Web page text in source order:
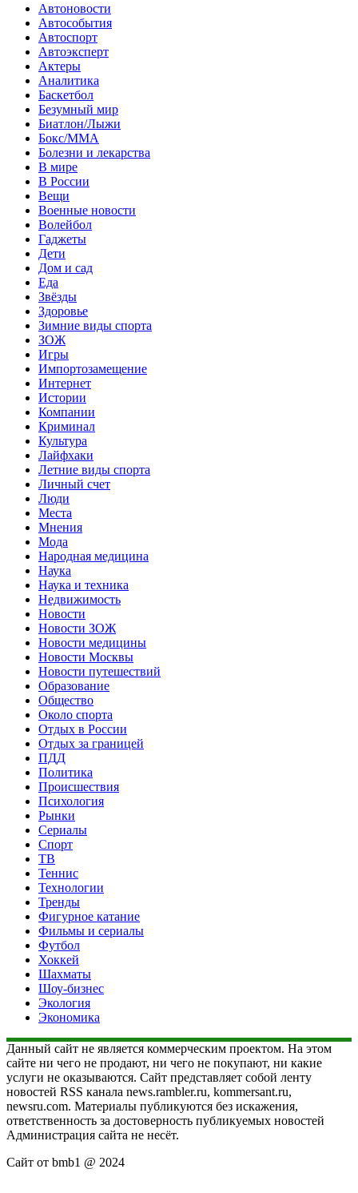
Автоновости
Автособытия
Автоспорт
Автоэксперт
Актеры
Аналитика
Баскетбол
Безумный мир
Биатлон/Лыжи
Бокс/MMA
Болезни и лекарства
В мире
В России
Вещи
Военные новости
Волейбол
Гаджеты
Дети
Дом и сад
Еда
Звёзды
Здоровье
Зимние виды спорта
ЗОЖ
Игры
Импортозамещение
Интернет
Истории
Компании
Криминал
Культура
Лайфхаки
Летние виды спорта
Личный счет
Люди
Места
Мнения
Мода
Народная медицина
Наука
Наука и техника
Недвижимость
Новости
Новости ЗОЖ
Новости медицины
Новости Москвы
Новости путешествий
Образование
Общество
Около спорта
Отдых в России
Отдых за границей
ПДД
Политика
Происшествия
Психология
Рынки
Сериалы
Спорт
ТВ
Теннис
Технологии
Тренды
Фигурное катание
Фильмы и сериалы
Футбол
Хоккей
Шахматы
Шоу-бизнес
Экология
Экономика
Данный сайт не является коммерческим проектом. На этом
сайте ни чего не продают, ни чего не покупают, ни какие
услуги не оказываются. Сайт представляет собой ленту
новостей RSS канала news.rambler.ru, kommersant.ru,
newsru.com. Материалы публикуются без искажения,
ответственность за достоверность публикуемых новостей
Администрация сайта не несёт.
Сайт от bmb1 @ 2024